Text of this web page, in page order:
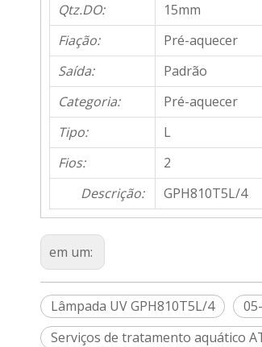
Qtz.DO:
15mm
Fiação:
Pré-aquecer
Saída:
Padrão
Categoria:
Pré-aquecer
Tipo:
L
Fios:
2
Descrição:
GPH810T5L/4
em um:
Lâmpada UV GPH810T5L/4
Serviços de tratamento aquático